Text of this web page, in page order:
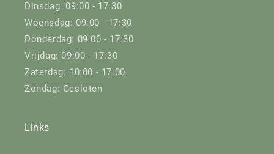
Dinsdag: 09:00 - 17:30
Woensdag: 09:00 - 17:30
Donderdag: 09:00 - 17:30
Vrijdag: 09:00 - 17:30
Zaterdag: 10:00 - 17:00
Zondag: Gesloten
Links